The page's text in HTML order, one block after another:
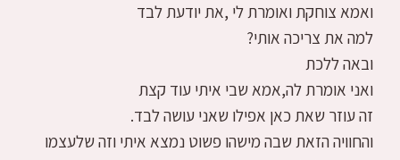
ואמא צוחקת ואומרת לי ,את יודעת לבד
למה את צריכה אותי?
ובאה ללכת
ואני אומרת לה,אמא שבי איתי עוד קצת
זה עוזר שאת כאן אפילו שאני עושה לבד.
והחוויה הזאת שבה מישהו פשוט נמצא איתי וזה שלעצמו